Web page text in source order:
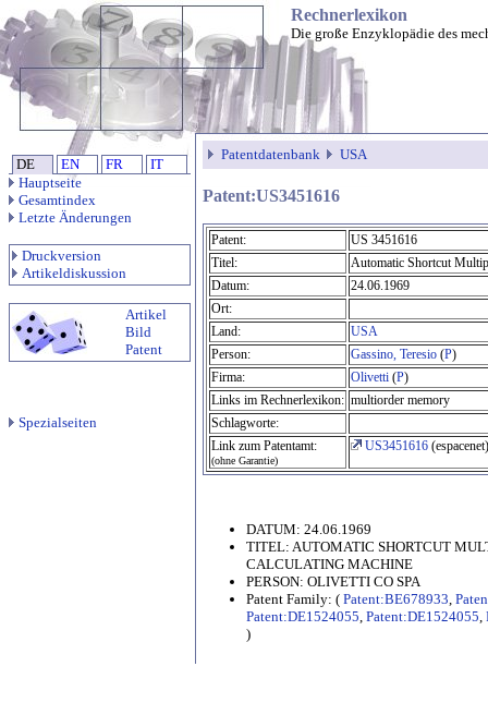
Rechnerlexikon
Die große Enzyklopädie des
DE EN FR
IT
Hauptseite
Gesamtindex
Letzte Änderungen
Druckversion
Artikeldiskussion
Artikel
Bild
Patent
Spezialseiten
Patentdatenbank USA
Patent:US3451616
Patent:
US 3451616
Titel:
Automatic Shortcut
Datum:
24.06.1969
Ort:
Land:
USA
Person:
Gassino, Teresio (P)
Firma:
Olivetti (P)
Links im Rechnerlexikon: multiorder memory
Schlagworte:
Link zum Patentamt:
(ohne Garantie)
US3451616
DATUM: 24.06.1969
TITEL: AUTOMATIC SHORTCUT
CALCULATING MACHINE
PERSON: OLIVETTI CO SPA
Patent Family: ( Patent:BE678933,
Patent:DE1524055, Patent:DE1524055,
)